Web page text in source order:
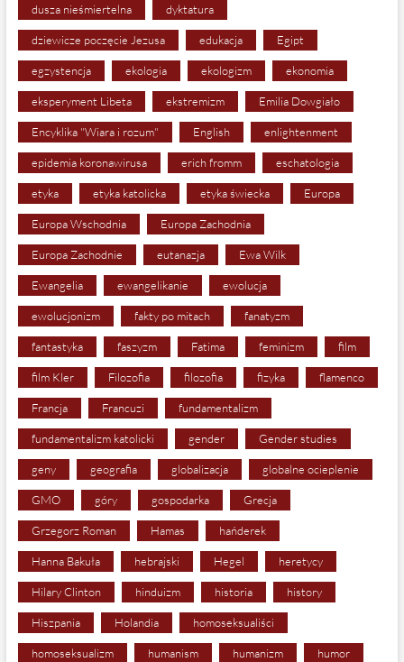
dusza nieśmiertelna dyktatura
dziewicze poczęcie Jezusa edukacja Egipt
egzystencja ekologia ekologizm ekonomia
eksperyment Libeta ekstremizm Emilia Dowgiało
Encyklika "Wiara i rozum" English enlightenment
epidemia koronawirusa erich fromm eschatologia
etyka etyka katolicka etyka świecka Europa
Europa Wschodnia Europa Zachodnia
Europa Zachodnie eutanazja Ewa Wilk
Ewangelia ewangelikanie ewolucja
ewolucjonizm fakty po mitach fanatyzm
fantastyka faszyzm Fatima feminizm film
film Kler Filozofia filozofia fizyka flamenco
Francja Francuzi fundamentalizm
fundamentalizm katolicki gender Gender studies
geny geografia globalizacja globalne ocieplenie
GMO góry gospodarka Grecja
Grzegorz Roman Hamas hańderek
Hanna Bakuła hebrajski Hegel heretycy
Hilary Clinton hinduizm historia history
Hiszpania Holandia homoseksualiści
homoseksualizm humanism humanizm humor